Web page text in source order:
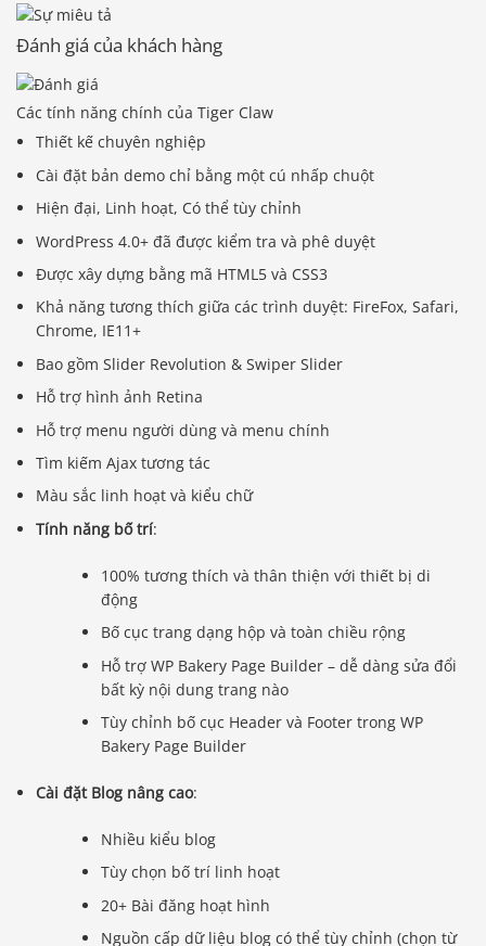
Đánh giá của khách hàng
Các tính năng chính của Tiger Claw
Thiết kế chuyên nghiệp
Cài đặt bản demo chỉ bằng một cú nhấp chuột
Hiện đại, Linh hoạt, Có thể tùy chỉnh
WordPress 4.0+ đã được kiểm tra và phê duyệt
Được xây dựng bằng mã HTML5 và CSS3
Khả năng tương thích giữa các trình duyệt: FireFox, Safari,
Chrome, IE11+
Bao gồm Slider Revolution & Swiper Slider
Hỗ trợ hình ảnh Retina
Hỗ trợ menu người dùng và menu chính
Tìm kiếm Ajax tương tác
Màu sắc linh hoạt và kiểu chữ
Tính năng bố trí:
100% tương thích và thân thiện với thiết bị di
động
Bố cục trang dạng hộp và toàn chiều rộng
Hỗ trợ WP Bakery Page Builder – dễ dàng sửa đổi
bất kỳ nội dung trang nào
Tùy chỉnh bố cục Header và Footer trong WP
Bakery Page Builder
Cài đặt Blog nâng cao:
Nhiều kiểu blog
Tùy chọn bố trí linh hoạt
20+ Bài đăng hoạt hình
Nguồn cấp dữ liệu blog có thể tùy chỉnh (chọn từ